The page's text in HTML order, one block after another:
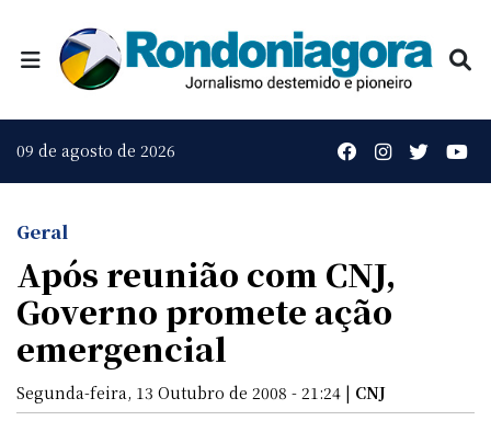
09 de agosto de 2026
Geral
Após reunião com CNJ,
Governo promete ação
emergencial
Segunda-feira, 13 Outubro de 2008 - 21:24 | CNJ